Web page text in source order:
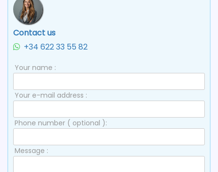
Contact us
+34 622 33 55 82
Your name :
Your e-mail address :
Phone number ( optional ):
Message :